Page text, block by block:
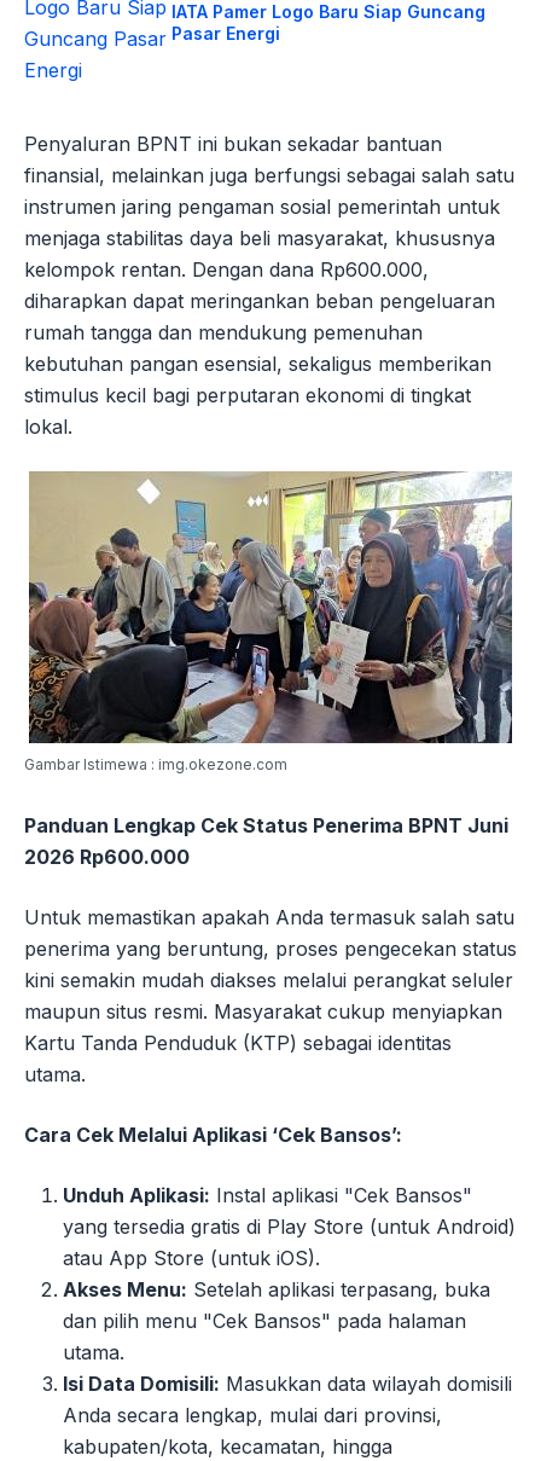
IATA Pamer Logo Baru Siap Guncang
Pasar Energi
Penyaluran BPNT ini bukan sekadar bantuan
finansial, melainkan juga berfungsi sebagai salah satu
instrumen jaring pengaman sosial pemerintah untuk
menjaga stabilitas daya beli masyarakat, khususnya
kelompok rentan. Dengan dana Rp600.000,
diharapkan dapat meringankan beban pengeluaran
rumah tangga dan mendukung pemenuhan
kebutuhan pangan esensial, sekaligus memberikan
stimulus kecil bagi perputaran ekonomi di tingkat
lokal.
Gambar Istimewa : img.okezone.com
Panduan Lengkap Cek Status Penerima BPNT Juni
2026 Rp600.000
Untuk memastikan apakah Anda termasuk salah satu
penerima yang beruntung, proses pengecekan status
kini semakin mudah diakses melalui perangkat seluler
maupun situs resmi. Masyarakat cukup menyiapkan
Kartu Tanda Penduduk (KTP) sebagai identitas
utama.
Cara Cek Melalui Aplikasi ‘Cek Bansos’:
Unduh Aplikasi: Instal aplikasi "Cek Bansos"
yang tersedia gratis di Play Store (untuk Android)
atau App Store (untuk iOS).
Akses Menu: Setelah aplikasi terpasang, buka
dan pilih menu "Cek Bansos" pada halaman
utama.
Isi Data Domisili: Masukkan data wilayah domisili
Anda secara lengkap, mulai dari provinsi,
kabupaten/kota, kecamatan, hingga